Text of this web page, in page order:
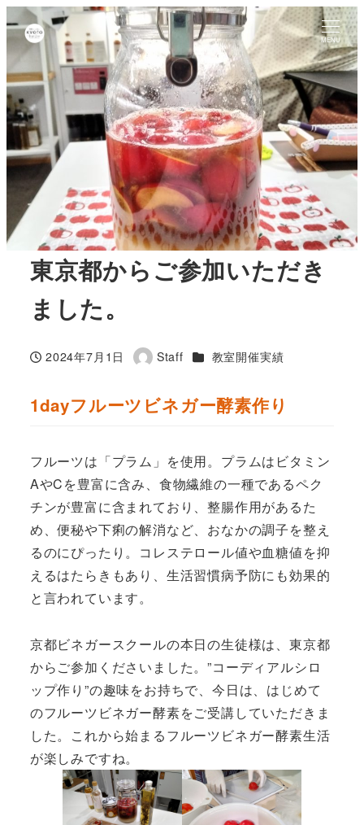
MENU
東京都からご参加いただき
ました。
投稿日
2024年7月1日
著
Staff カテゴリー
教室開催実績
1dayフルーツビネガー酵素作り
フルーツは「プラム」を使用。プラムはビタミン
AやCを豊富に含み、食物繊維の一種であるペク
チンが豊富に含まれており、整腸作用があるた
め、便秘や下痢の解消など、おなかの調子を整え
るのにぴったり。コレステロール値や血糖値を抑
えるはたらきもあり、生活習慣病予防にも効果的
と言われています。
京都ビネガースクールの本日の生徒様は、東京都
からご参加くださいました。”コーディアルシロ
ップ作り”の趣味をお持ちで、今日は、はじめて
のフルーツビネガー酵素をご受講していただきま
した。これから始まるフルーツビネガー酵素生活
が楽しみですね。